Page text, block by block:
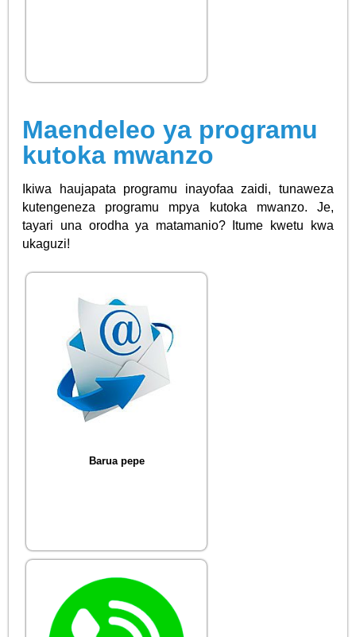
Maendeleo ya programu
kutoka mwanzo
Ikiwa haujapata programu inayofaa zaidi, tunaweza
kutengeneza programu mpya kutoka mwanzo. Je,
tayari una orodha ya matamanio? Itume kwetu kwa
ukaguzi!
Barua pepe